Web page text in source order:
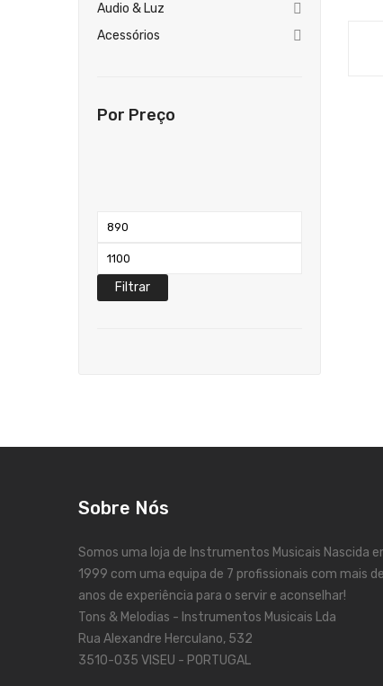
Audio & Luz
Acessórios
Por Preço
Preço
Preço
máximo
Filtrar
Sobre Nós
Somos uma loja de Instrumentos Musicais Nascida
1999 com uma equipa de 7 profissionais com mais
anos de experiência para o servir e aconselhar!
Tons & Melodias - Instrumentos Musicais Lda
Rua Alexandre Herculano, 532
3510-035 VISEU - PORTUGAL